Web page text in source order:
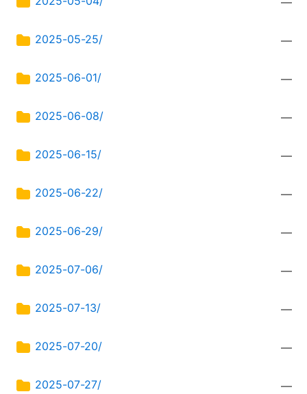
2025-05-25/ —
2025-06-01/ —
2025-06-08/ —
2025-06-15/ —
2025-06-22/ —
2025-06-29/ —
2025-07-06/ —
2025-07-13/ —
2025-07-20/ —
2025-07-27/ —